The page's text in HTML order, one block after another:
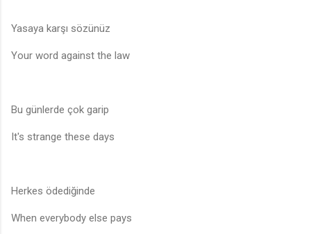
Yasaya karşı sözünüz
Your word against the law
Bu günlerde çok garip
It's strange these days
Herkes ödediğinde
When everybody else pays